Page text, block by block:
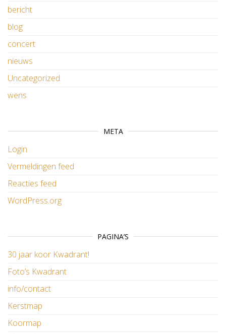
bericht
blog
concert
nieuws
Uncategorized
wens
META
Login
Vermeldingen feed
Reacties feed
WordPress.org
PAGINA’S
30 jaar koor Kwadrant!
Foto’s Kwadrant
info/contact
Kerstmap
Koormap